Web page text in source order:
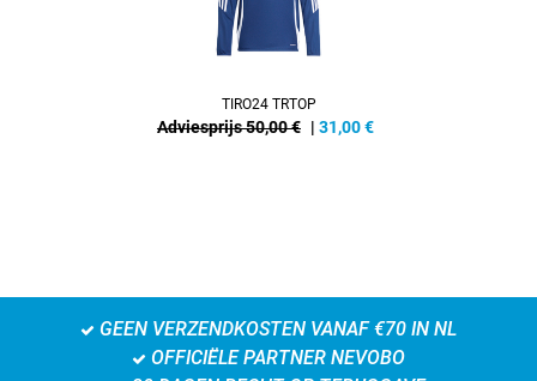
TIRO24 TRTOP
Adviesprijs 50,00 € | 31,00€
GEEN VERZENDKOSTEN VANAF €70 IN NL
OFFICIËLE PARTNER NEVOBO